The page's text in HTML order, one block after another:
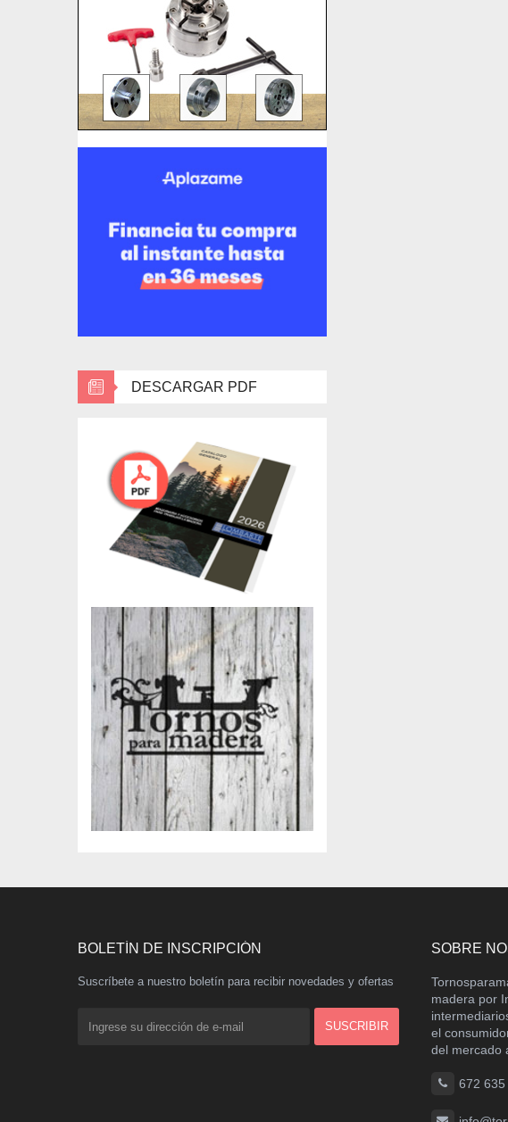
DESCARGAR PDF
BOLETÍN DE INSCRIPCIÓN
Suscríbete a nuestro boletín para recibir novedades y ofertas
SOBRE
madera por
el
del mercado
672 635